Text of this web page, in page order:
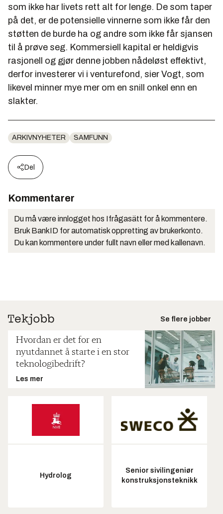
som ikke har livets rett alt for lenge. De som taper
på det, er de potensielle vinnerne som ikke får den
støtten de burde ha og andre som ikke får sjansen
til å prøve seg. Kommersiell kapital er heldigvis
rasjonell og gjør denne jobben nådeløst effektivt,
derfor investerer vi i venturefond, sier Vogt, som
likevel minner mye mer om en snill onkel enn en
slakter.
ARKIVNYHETER SAMFUNN
Del
Kommentarer
Du må være innlogget hos Ifrågasätt for å kommentere.
Bruk BankID for automatisk oppretting av brukerkonto.
Du kan kommentere under fullt navn eller med kallenavn.
Se flere jobber
Hvordan er det for en
nyutdannet å starte i en stor
teknologibedrift?
Les mer
Hydrolog
Senior sivilingeniør
konstruksjonsteknikk